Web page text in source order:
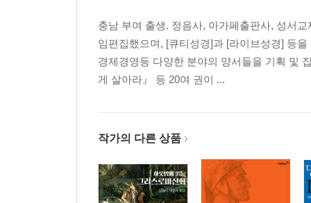
충남 부여 출생. 정음사, 아가페출판사, 성서
임편집했으며, [큐티성경]과 [라이브성경] 등
경제경영등 다양한 분야의 양서들을 기획 및
게 살아라』 등 20여 권이 ...
작가의 다른 상품